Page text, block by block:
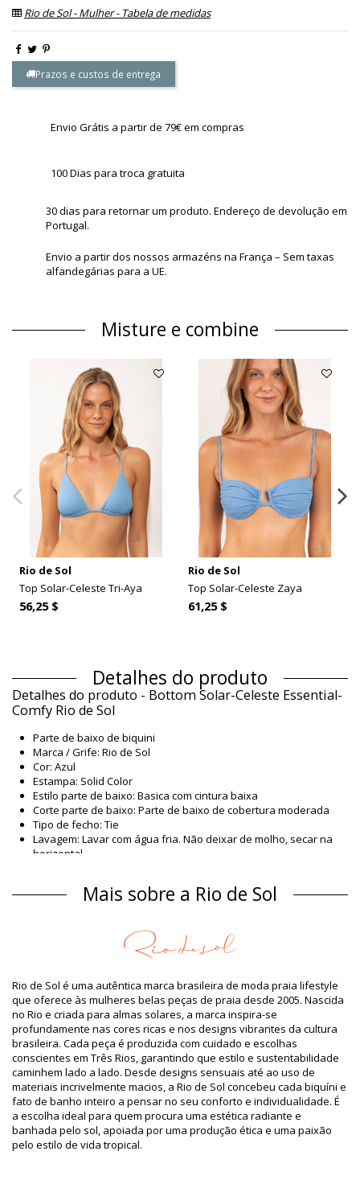
Rio de Sol - Mulher - Tabela de medidas
Prazos e custos de entrega
Envio Grátis a partir de 79€ em compras
100 Dias para troca gratuita
30 dias para retornar um produto. Endereço de devolução em
Portugal.
Envio a partir dos nossos armazéns na França – Sem taxas
alfandegárias para a UE.
Misture e combine
Rio de Sol
Top Solar-Celeste Tri-Aya
56,25 $
Rio de Sol
Top Solar-Celeste Zaya
61,25 $
Detalhes do produto
Detalhes do produto - Bottom Solar-Celeste Essential-
Comfy Rio de Sol
Parte de baixo de biquini
Marca / Grife: Rio de Sol
Cor: Azul
Estampa: Solid Color
Estilo parte de baixo: Basica com cintura baixa
Corte parte de baixo: Parte de baixo de cobertura moderada
Tipo de fecho: Tie
Lavagem: Lavar com água fria. Não deixar de molho, secar na
horizontal.
Parte de baixo de biquini Azul Rio de Sol SPRING
Material
Material: 94,2% Polyamide, 5,8% Elastane
Forro: 84% Biodegradable Nylon (AMNI SOUL ECO), 16%
Spandex (LYCRA) - OEKO-TEX - Chlorine Resistant
Proteção UV: UPF 50+
Informação do produto
Departamento: Mulher, Parte de baixo de biquini
O pacote inclui: 1 x Parte de baixo de biquini (Outros
acessórios não incluídos)
HS CODE / NCM: 6112.41.0010
SKU: 1981126825
EAN: XS (7899810444332), S (7899810444325), M (7899810444196),
L (7899810444202), XL (7899810444219)
Peso: 45g / 0.1lb / 1.59oz
Mais sobre a Rio de Sol
Rio de Sol é uma autêntica marca brasileira de moda praia lifestyle
que oferece às mulheres belas peças de praia desde 2005. Nascida
no Rio e criada para almas solares, a marca inspira-se
profundamente nas cores ricas e nos designs vibrantes da cultura
brasileira. Cada peça é produzida com cuidado e escolhas
conscientes em Três Rios, garantindo que estilo e sustentabilidade
caminhem lado a lado. Desde designs sensuais até ao uso de
materiais incrivelmente macios, a Rio de Sol concebeu cada biquíni e
fato de banho inteiro a pensar no seu conforto e individualidade. É
a escolha ideal para quem procura uma estética radiante e
banhada pelo sol, apoiada por uma produção ética e uma paixão
pelo estilo de vida tropical.